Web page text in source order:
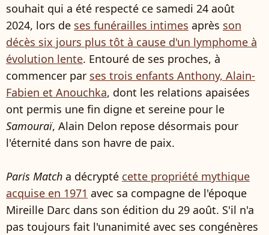
souhait qui a été respecté ce samedi 24 août
2024, lors de ses funérailles intimes après son
décès six jours plus tôt à cause d'un lymphome à
évolution lente. Entouré de ses proches, à
commencer par ses trois enfants Anthony, Alain-
Fabien et Anouchka, dont les relations apaisées
ont permis une fin digne et sereine pour le
Samouraï, Alain Delon repose désormais pour
l'éternité dans son havre de paix.
Paris Match a décrypté cette propriété mythique
acquise en 1971 avec sa compagne de l'époque
Mireille Darc dans son édition du 29 août. S'il n'a
pas toujours fait l'unanimité avec ses congénères